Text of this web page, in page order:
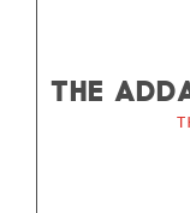
THE